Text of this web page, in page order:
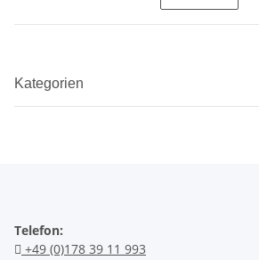
Kategorien
Telefon:
+49 (0)178 39 11 993